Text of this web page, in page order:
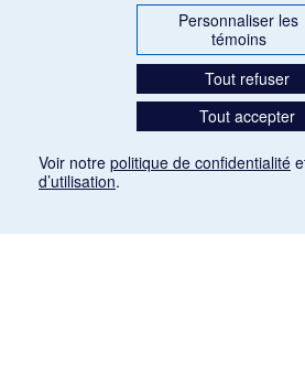
Personnaliser les
témoins
Tout refuser
Tout accepter
Voir notre politique de confidentialité
d’utilisation.